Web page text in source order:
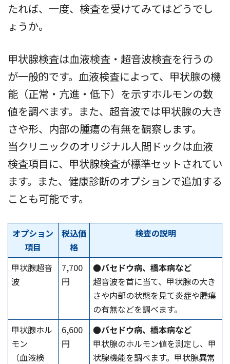
たれば、一度、検査を受けてみてはどうでし
ょうか。
甲状腺検査は血液検査・超音波検査を行うの
が一般的です。血液検査によって、甲状腺の機
能（正常・亢進・低下）を示すホルモンの数
値を調べます。また、超音波では甲状腺の大き
さや形、内部の腫瘍の有無を観察します。
当クリニックのオリジナル人間ドックは血液
検査項目に、甲状腺検査が標準セットされてい
ます。また、健康診断のオプションで追加する
ことも可能です。
オプション
項目
税込価
格
検査の説明
甲状腺超音
波
7,700
円
●バセドウ病、橋本病など
超音波を首に当て、甲状腺の大き
さや内部の状態を見て炎症や腫瘍
の有無などを調べます。
甲状腺ホル
モン
（血液検
6,600
円
●バセドウ病、橋本病など
甲状腺のホルモン値を測定し、甲
状腺機能を調べます。甲状腺異常